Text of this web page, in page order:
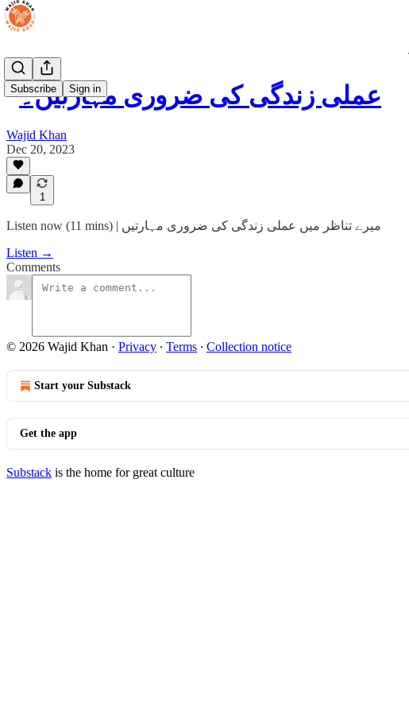
Subscribe Sign in
عملی زندگی کی ضروری مہارتیں۔
Wajid Khan
Dec 20, 2023
1
Listen now (11 mins) | میرے تناظر میں عملی زندگی کی ضروری مہارتیں
Listen →
Comments
© 2026 Wajid Khan · Privacy ∙ Terms ∙ Collection notice
Start your Substack
Get the app
Substack is the home for great culture